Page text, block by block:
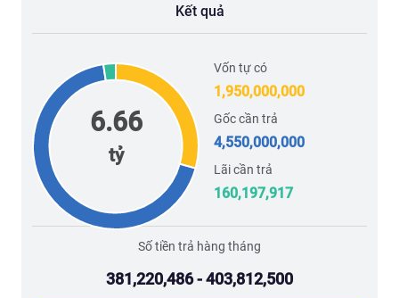
Kết quả
6.66
tỷ
Vốn tự có
1,950,000,000
Gốc cần trả
4,550,000,000
Lãi cần trả
160,197,917
Số tiền trả hàng tháng
381,220,486 - 403,812,500